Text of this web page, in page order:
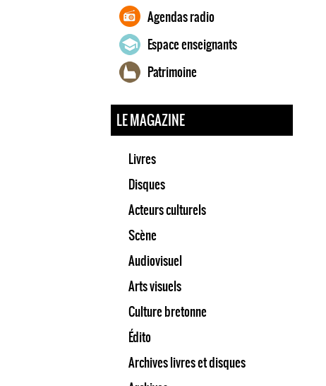
Agendas radio
Espace enseignants
Patrimoine
LE MAGAZINE
Livres
Disques
Acteurs culturels
Scène
Audiovisuel
Arts visuels
Culture bretonne
Édito
Archives livres et disques